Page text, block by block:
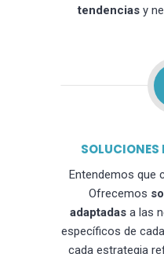
tendencias y
SOLUCIONES
Entendemos que
Ofrecemos
adaptadas a las
específicos de
cada estrategia